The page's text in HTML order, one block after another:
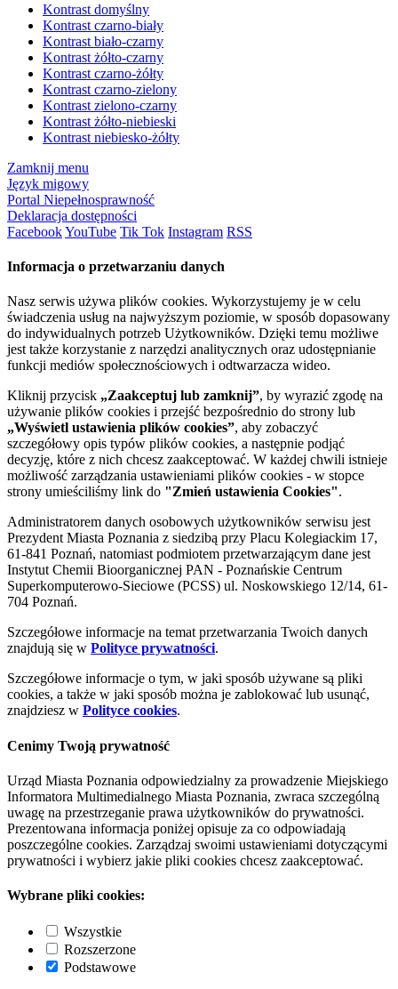
Kontrast domyślny
Kontrast czarno-biały
Kontrast biało-czarny
Kontrast żółto-czarny
Kontrast czarno-żółty
Kontrast czarno-zielony
Kontrast zielono-czarny
Kontrast żółto-niebieski
Kontrast niebiesko-żółty
Zamknij menu
Język migowy
Portal Niepełnosprawność
Deklaracja dostępności
FacebookYouTube Tik Tok Instagram RSS
Informacja o przetwarzaniu danych
Nasz serwis używa plików cookies. Wykorzystujemy je w celu
świadczenia usług na najwyższym poziomie, w sposób dopasowany
do indywidualnych potrzeb Użytkowników. Dzięki temu możliwe
jest także korzystanie z narzędzi analitycznych oraz udostępnianie
funkcji mediów społecznościowych i odtwarzacza wideo.
Kliknij przycisk „Zaakceptuj lub zamknij”, by wyrazić zgodę na
używanie plików cookies i przejść bezpośrednio do strony lub
„Wyświetl ustawienia plików cookies”, aby zobaczyć
szczegółowy opis typów plików cookies, a następnie podjąć
decyzję, które z nich chcesz zaakceptować. W każdej chwili istnieje
możliwość zarządzania ustawieniami plików cookies - w stopce
strony umieściliśmy link do "Zmień ustawienia Cookies".
Administratorem danych osobowych użytkowników serwisu jest
Prezydent Miasta Poznania z siedzibą przy Placu Kolegiackim 17,
61-841 Poznań, natomiast podmiotem przetwarzającym dane jest
Instytut Chemii Bioorganicznej PAN - Poznańskie Centrum
Superkomputerowo-Sieciowe (PCSS) ul. Noskowskiego 12/14, 61-
704 Poznań.
Szczegółowe informacje na temat przetwarzania Twoich danych
znajdują się w Polityce prywatności.
Szczegółowe informacje o tym, w jaki sposób używane są pliki
cookies, a także w jaki sposób można je zablokować lub usunąć,
znajdziesz w Polityce cookies.
Cenimy Twoją prywatność
Urząd Miasta Poznania odpowiedzialny za prowadzenie Miejskiego
Informatora Multimedialnego Miasta Poznania, zwraca szczególną
uwagę na przestrzeganie prawa użytkowników do prywatności.
Prezentowana informacja poniżej opisuje za co odpowiadają
poszczególne cookies. Zarządzaj swoimi ustawieniami dotyczącymi
prywatności i wybierz jakie pliki cookies chcesz zaakceptować.
Wybrane pliki cookies:
Wszystkie
Rozszerzone
Podstawowe